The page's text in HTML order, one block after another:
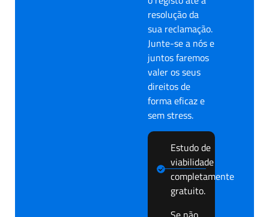
resolução da
sua reclamação.
Junte-se a nós e
juntos faremos
valer os seus
direitos de
forma eficaz e
sem stress.
Estudo de
viabilidade
completamente
gratuito.